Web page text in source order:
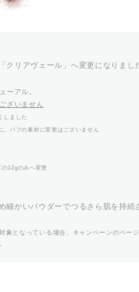
クリアヴェール」へ変更になりまし
ーアル。
ざいません
しました
パフの素材に変更はございません
12gのみへ変更
細かいパウダーでつるさら肌を持続
象となっている場合、キャンペーンのページ